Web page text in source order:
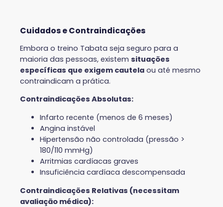
Cuidados e Contraindicações
Embora o treino Tabata seja seguro para a
maioria das pessoas, existem situações
específicas que exigem cautela ou até mesmo
contraindicam a prática.
Contraindicações Absolutas:
Infarto recente (menos de 6 meses)
Angina instável
Hipertensão não controlada (pressão >
180/110 mmHg)
Arritmias cardíacas graves
Insuficiência cardíaca descompensada
Contraindicações Relativas (necessitam
avaliação médica):